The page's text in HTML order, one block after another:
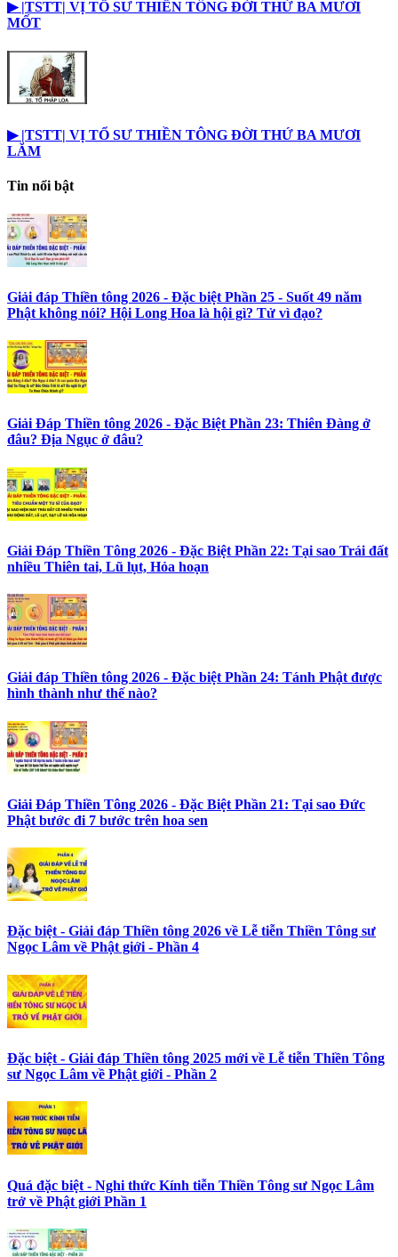
▶︎ |TSTT| VỊ TỔ SƯ THIỀN TÔNG ĐỜI THỨ BA MƯƠI
MỐT
▶︎ |TSTT| VỊ TỔ SƯ THIỀN TÔNG ĐỜI THỨ BA MƯƠI
LĂM
Tin nổi bật
Giải đáp Thiền tông 2026 - Đặc biệt Phần 25 - Suốt 49 năm
Phật không nói? Hội Long Hoa là hội gì? Tử vì đạo?
Giải Đáp Thiền tông 2026 - Đặc Biệt Phần 23: Thiên Đàng ở
đâu? Địa Ngục ở đâu?
Giải Đáp Thiền Tông 2026 - Đặc Biệt Phần 22: Tại sao Trái đất
nhiều Thiên tai, Lũ lụt, Hỏa hoạn
Giải đáp Thiền tông 2026 - Đặc biệt Phần 24: Tánh Phật được
hình thành như thế nào?
Giải Đáp Thiền Tông 2026 - Đặc Biệt Phần 21: Tại sao Đức
Phật bước đi 7 bước trên hoa sen
Đặc biệt - Giải đáp Thiền tông 2026 về Lễ tiễn Thiền Tông sư
Ngọc Lâm về Phật giới - Phần 4
Đặc biệt - Giải đáp Thiền tông 2025 mới về Lễ tiễn Thiền Tông
sư Ngọc Lâm về Phật giới - Phần 2
Quá đặc biệt - Nghi thức Kính tiễn Thiền Tông sư Ngọc Lâm
trở về Phật giới Phần 1